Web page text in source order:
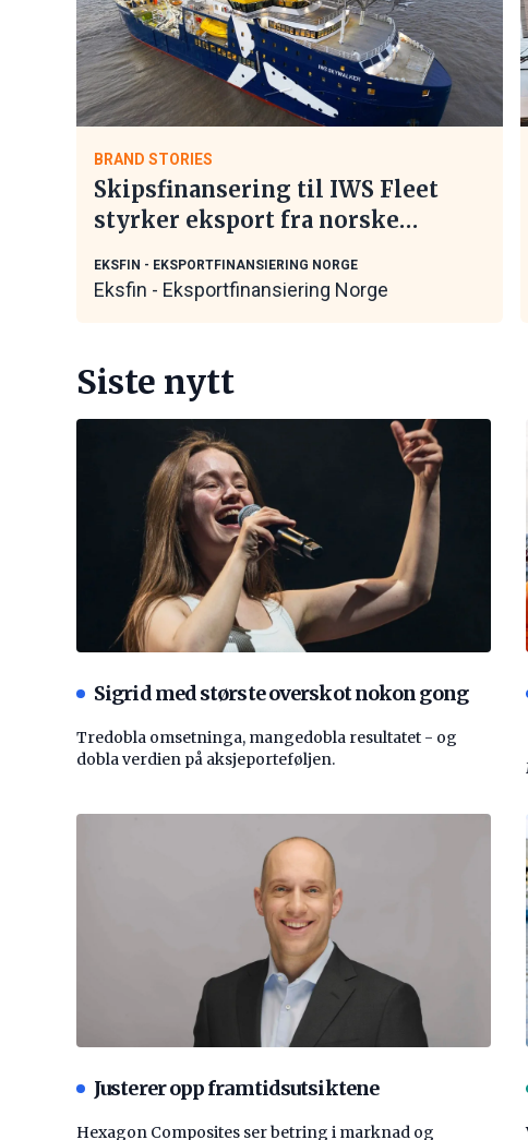
BRAND STORIES
Skipsfinansering til IWS Fleet
styrker eksport fra norske
EKSFIN - EKSPORTFINANSIERING NORGE
Eksfin - Eksportfinansiering Norge
Siste nytt
Sigrid med største overskot nokon gong
Tredobla omsetninga, mangedobla resultatet - og
dobla verdien på aksjeporteføljen.
Justerer opp framtidsutsiktene
Hexagon Composites ser betring i marknad og